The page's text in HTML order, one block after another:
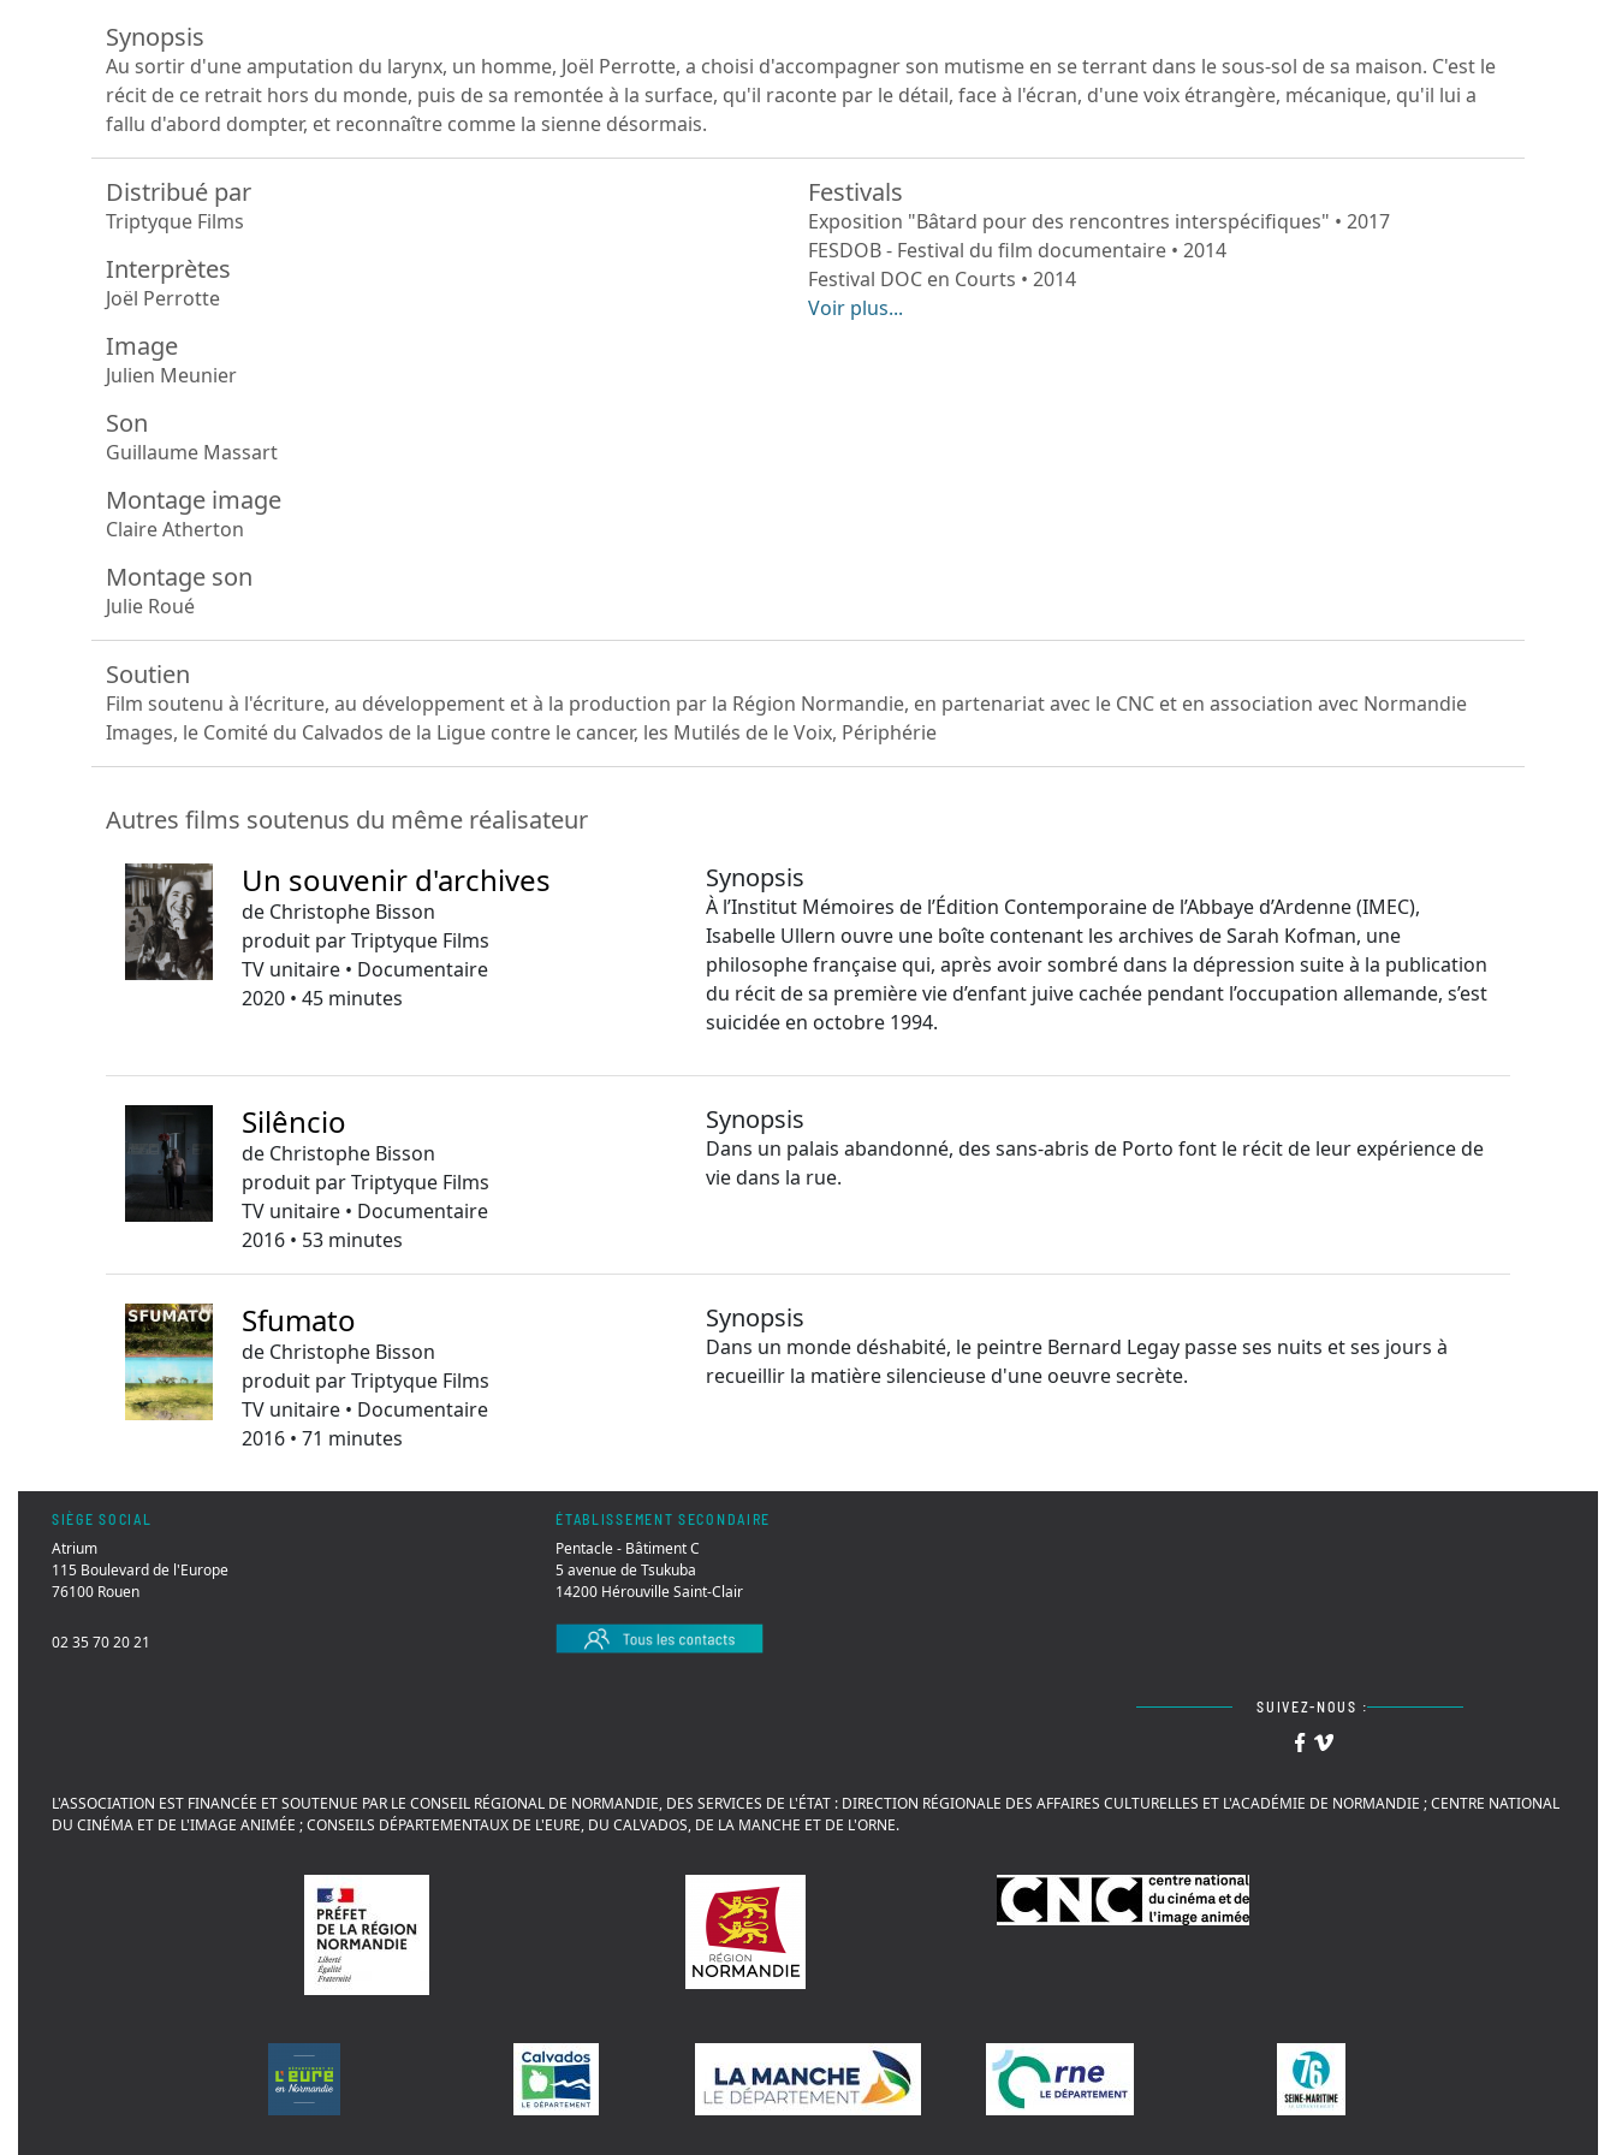
Synopsis
Au sortir d'une amputation du larynx, un homme, Joël Perrotte, a choisi d'accompagner son mutisme en se terrant dans le sous-sol de sa maison. C'est le
récit de ce retrait hors du monde, puis de sa remontée à la surface, qu'il raconte par le détail, face à l'écran, d'une voix étrangère, mécanique, qu'il lui a
fallu d'abord dompter, et reconnaître comme la sienne désormais.
Distribué par
Triptyque Films
Interprètes
Joël Perrotte
Image
Julien Meunier
Son
Guillaume Massart
Montage image
Claire Atherton
Montage son
Julie Roué
Festivals
Exposition "Bâtard pour des rencontres interspécifiques" • 2017
FESDOB - Festival du film documentaire • 2014
Festival DOC en Courts • 2014
Voir plus...
Soutien
Film soutenu à l'écriture, au développement et à la production par la Région Normandie, en partenariat avec le CNC et en association avec Normandie
Images, le Comité du Calvados de la Ligue contre le cancer, les Mutilés de le Voix, Périphérie
Autres films soutenus du même réalisateur
Un souvenir d'archives
de Christophe Bisson
produit par Triptyque Films
TV unitaire • Documentaire
2020 • 45 minutes
Synopsis
À l’Institut Mémoires de l’Édition Contemporaine de l’Abbaye d’Ardenne (IMEC),
Isabelle Ullern ouvre une boîte contenant les archives de Sarah Kofman, une
philosophe française qui, après avoir sombré dans la dépression suite à la publication
du récit de sa première vie d’enfant juive cachée pendant l’occupation allemande, s’est
suicidée en octobre 1994.
Silêncio
de Christophe Bisson
produit par Triptyque Films
TV unitaire • Documentaire
2016 • 53 minutes
Synopsis
Dans un palais abandonné, des sans-abris de Porto font le récit de leur expérience de
vie dans la rue.
Sfumato
de Christophe Bisson
produit par Triptyque Films
TV unitaire • Documentaire
2016 • 71 minutes
Synopsis
Dans un monde déshabité, le peintre Bernard Legay passe ses nuits et ses jours à
recueillir la matière silencieuse d'une oeuvre secrète.
SIÈGE SOCIAL
Atrium
115 Boulevard de l'Europe
76100 Rouen
02 35 70 20 21
ÉTABLISSEMENT SECONDAIRE
Pentacle - Bâtiment C
5 avenue de Tsukuba
14200 Hérouville Saint-Clair
SUIVEZ-NOUS :
L'ASSOCIATION EST FINANCÉE ET SOUTENUE PAR LE CONSEIL RÉGIONAL DE NORMANDIE, DES SERVICES DE L'ÉTAT : DIRECTION RÉGIONALE DES AFFAIRES CULTURELLES ET L'ACADÉMIE DE NORMANDIE ; CENTRE NATIONAL
DU CINÉMA ET DE L'IMAGE ANIMÉE ; CONSEILS DÉPARTEMENTAUX DE L'EURE, DU CALVADOS, DE LA MANCHE ET DE L'ORNE.